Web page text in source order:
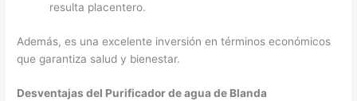
resulta placentero.
Además, es una excelente inversión en términos económicos
que garantiza salud y bienestar.
Desventajas del Purificador de agua de Blanda